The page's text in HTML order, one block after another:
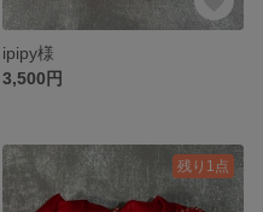
ipipy様
3,500円
残り1点